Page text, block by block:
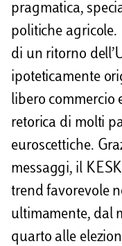
pragmatica,
politiche agricole.
di un ritorno
ipoteticamente
libero commercio
retorica di molti
euroscettiche.
messaggi, il
trend favorevole
ultimamente, dal
quarto alle